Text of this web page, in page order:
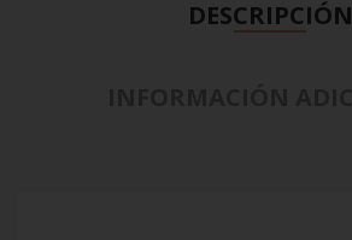
DESCRIPCIÓN